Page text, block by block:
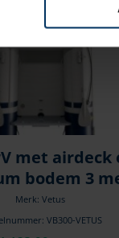
met airdeck
bodem 3
Merk: Vetus
VB300-VETUS